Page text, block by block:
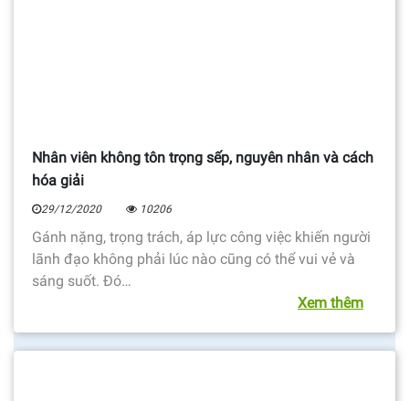
Nhân viên không tôn trọng sếp, nguyên nhân và cách
hóa giải
29/12/2020 10206
Gánh nặng, trọng trách, áp lực công việc khiến người
lãnh đạo không phải lúc nào cũng có thể vui vẻ và
sáng suốt. Đó…
Xem thêm